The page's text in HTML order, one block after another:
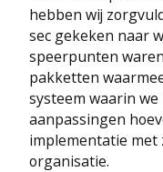
hebben wij
sec gekeken naar
speerpunten
pakketten
systeem waarin
aanpassingen
implementatie met
organisatie.